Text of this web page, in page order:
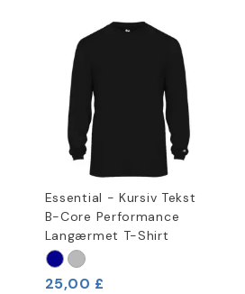
Essential - Kursiv Tekst
B-Core Performance
Langærmet T-Shirt
25,00 £